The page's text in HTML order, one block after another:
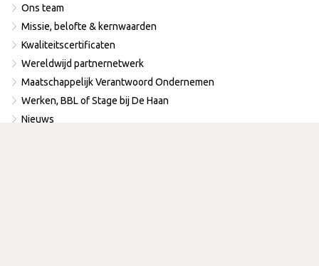
Ons team
Missie, belofte & kernwaarden
Kwaliteitscertificaten
Wereldwijd partnernetwerk
Maatschappelijk Verantwoord Ondernemen
Werken, BBL of Stage bij De Haan
Nieuws